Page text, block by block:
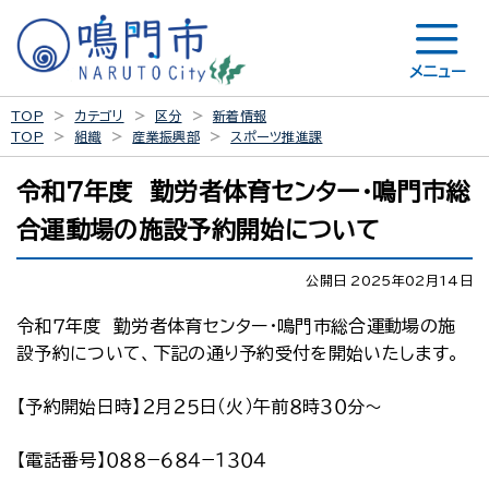
メニュー
TOP カテゴリ 区分
新着情報
TOP
組織 産業振興部 スポーツ推進課
令和７年度 勤労者体育センター・鳴門市総
合運動場の施設予約開始について
公開日 2025年02月14日
令和７年度 勤労者体育センター・鳴門市総合運動場の施
設予約について、下記の通り予約受付を開始いたします。
【予約開始日時】２月２５日（火）午前８時３０分～
【電話番号】０８８−６８４−１３０４